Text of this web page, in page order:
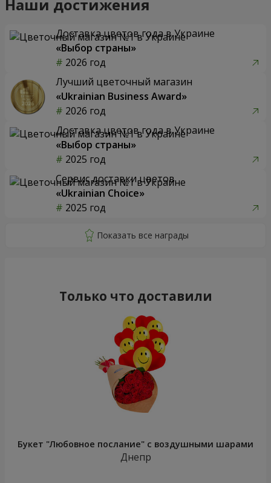
Наши достижения
Доставка цветов года в Украине
«Выбор страны»
2026 год
Лучший цветочный магазин
«Ukrainian Business Award»
2026 год
Доставка цветов года в Украине
«Выбор страны»
2025 год
Сервис доставки цветов
«Ukrainian Choice»
2025 год
Только что доставили
Букет "Любовное послание" с воздушными шарами
Днепр